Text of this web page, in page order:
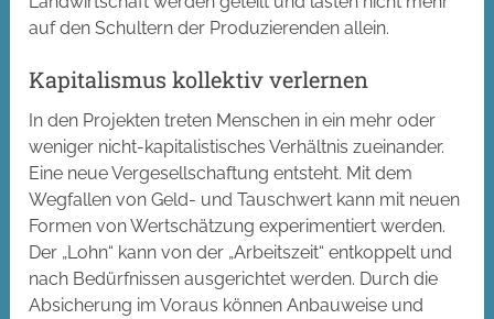
auf den Schultern der Produzierenden allein.
Kapitalismus kollektiv verlernen
In den Projekten treten Menschen in ein mehr oder
weniger nicht-kapitalistisches Verhältnis zueinander.
Eine neue Vergesellschaftung entsteht. Mit dem
Wegfallen von Geld- und Tauschwert kann mit neuen
Formen von Wertschätzung experimentiert werden.
Der „Lohn“ kann von der „Arbeitszeit“ entkoppelt und
nach Bedürfnissen ausgerichtet werden. Durch die
Absicherung im Voraus können Anbauweise und